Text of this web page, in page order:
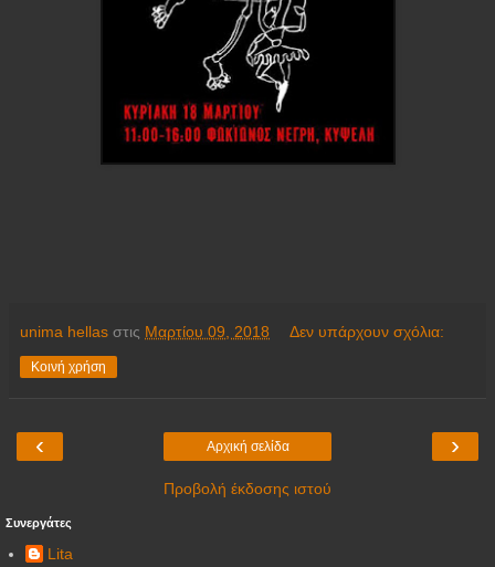
unima hellas στις Μαρτίου 09, 2018 Δεν υπάρχουν σχόλια:
Κοινή χρήση
‹ ›
Αρχική σελίδα
Προβολή έκδοσης ιστού
Συνεργάτες
Lita